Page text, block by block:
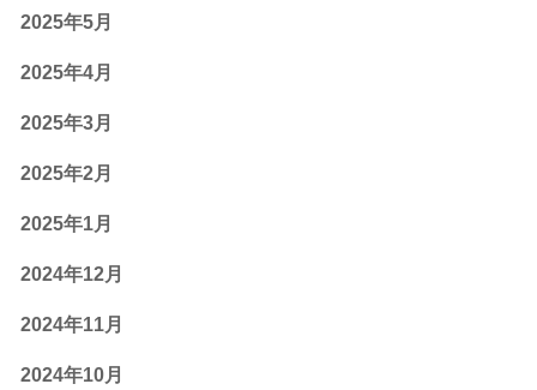
2025年5月
2025年4月
2025年3月
2025年2月
2025年1月
2024年12月
2024年11月
2024年10月